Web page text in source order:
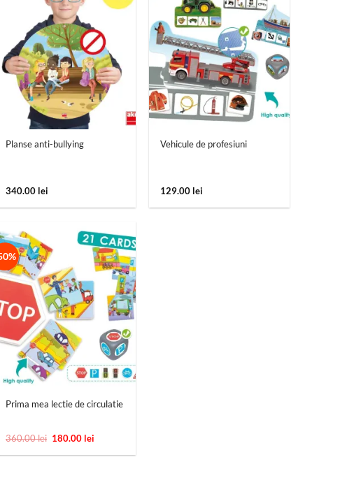
Planse anti-bullying
340.00 lei
+
Vehicule de profesiuni
129.00 lei
+
Prima mea lectie de circulatie
360.00lei Prețul
a
180.00 leiPrețul
este: